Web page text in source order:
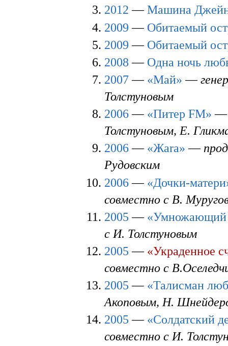
2012 —Машина
2009 — Обитаемый
2009 — Обитаемый
2008 — Одна ночь
2007— «Май» —
Толстуновым
2006— «Питер FM»
Толстуновым, Е.
2006— «Жаrа» —
Рудовским
2006— «Дочки-
совместно с В.
2005 — «Умножающий
с И. Толстуновым
2005 — «Украденное
совместно с
2005 — «Талисман
Акоповым, Н.
2005 — «Солдатский
совместно с И.